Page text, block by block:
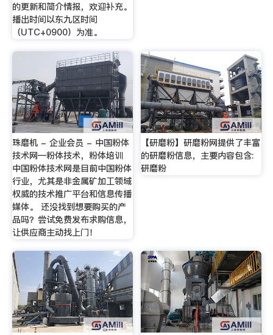
的更新和简介情报，欢迎补充。
播出时间以东九区时间
（UTC+0900）为准。
珠磨机 - 企业会员 - 中国粉体
技术网—粉体技术，粉体培训
中国粉体技术网是目前中国粉体
行业，尤其是非金属矿加工领域
权威的技术推广平台和信息传播
媒体。 还没找到想要购买的产
品吗？尝试免费发布求购信息，
让供应商主动找上门！
【研磨粉】研磨粉网提供了丰富
的研磨粉信息，主要内容包含:
研磨粉